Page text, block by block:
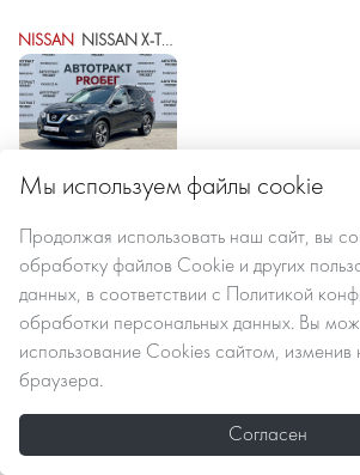
NISSAN NISSAN X-TRAIL III РЕСТАЙЛИНГ
2021 г.в.
2 435 000 РУБ
SKODASKODA KODIAQ I
Мы используем файлы cookie
Продолжая использовать наш сайт, вы
обработку файлов Сookie и других
данных, в соответствии с
Политикой
обработки персональных данных. Вы
использование Cookies сайтом, изменив
браузера.
Согласен